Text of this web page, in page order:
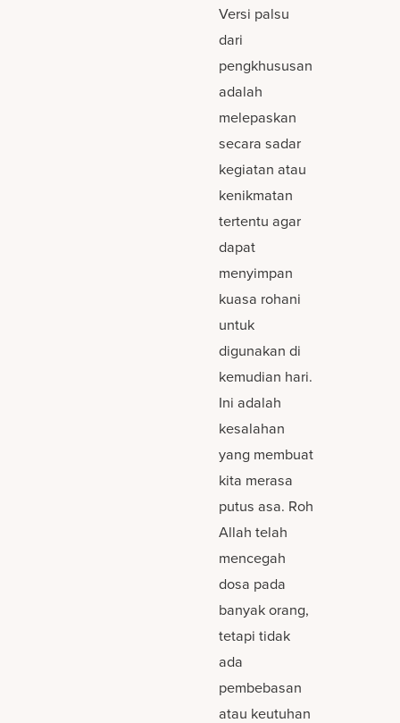
Versi palsu
dari
pengkhususan
adalah
melepaskan
secara sadar
kegiatan atau
kenikmatan
tertentu agar
dapat
menyimpan
kuasa rohani
untuk
digunakan di
kemudian hari.
Ini adalah
kesalahan
yang membuat
kita merasa
putus asa. Roh
Allah telah
mencegah
dosa pada
banyak orang,
tetapi tidak
ada
pembebasan
atau keutuhan